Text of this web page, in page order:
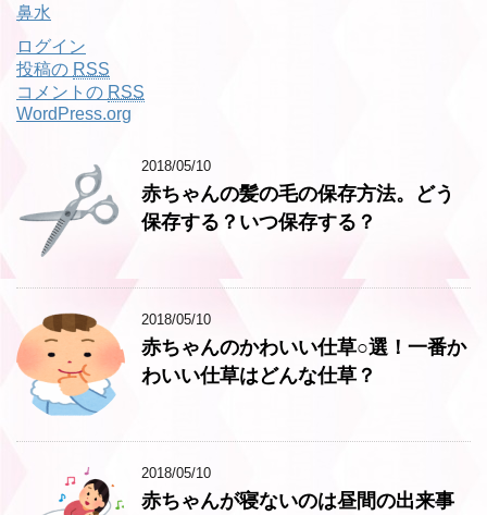
鼻水
ログイン
投稿の RSS
コメントの RSS
WordPress.org
2018/05/10
赤ちゃんの髪の毛の保存方法。どう
保存する？いつ保存する？
2018/05/10
赤ちゃんのかわいい仕草○選！一番か
わいい仕草はどんな仕草？
2018/05/10
赤ちゃんが寝ないのは昼間の出来事